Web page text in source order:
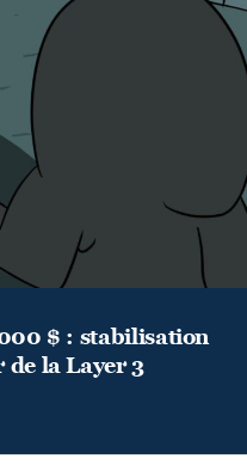
$ : stabilisation
de la Layer 3